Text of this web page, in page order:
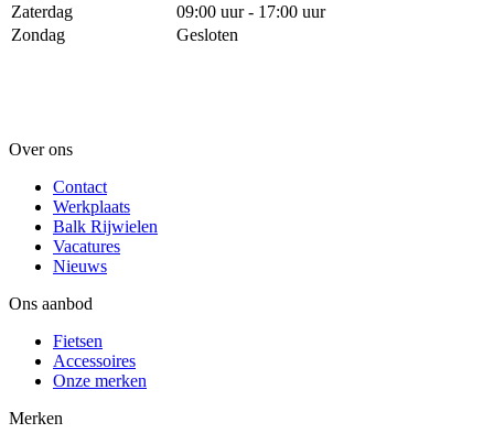
Zaterdag
09:00 uur - 17:00 uur
Zondag
Gesloten
Over ons
Contact
Werkplaats
Balk Rijwielen
Vacatures
Nieuws
Ons aanbod
Fietsen
Accessoires
Onze merken
Merken